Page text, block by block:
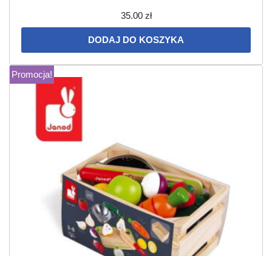
35.00 zł
DODAJ DO KOSZYKA
Promocja!